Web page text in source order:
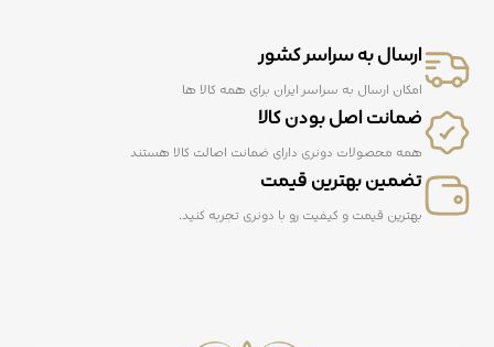
ارسال به سراسر کشور
امکان ارسال به سراسر ایران برای همه کالا ها
ضمانت اصل بودن کالا
همه محصولات دونری دارای ضمانت اصالت کالا هستند
تضمین بهترین قیمت
بهترین قیمت و کیفیت رو با دونری تجربه کنید.